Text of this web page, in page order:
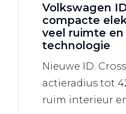
Volkswagen
compacte
veel ruimte
technologie
Nieuwe ID.
actieradius tot
ruim interieur